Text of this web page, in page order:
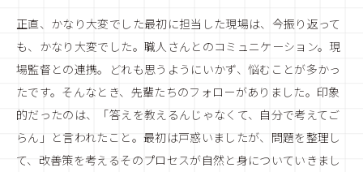
正直、かなり大変でした最初に担当した現場は、今振り返って
も、かなり大変でした。職人さんとのコミュニケーション。現
場監督との連携。どれも思うようにいかず、悩むことが多かっ
たです。そんなとき、先輩たちのフォローがありました。印象
的だったのは、「答えを教えるんじゃなくて、自分で考えてご
らん」と言われたこと。最初は戸惑いましたが、問題を整理し
て、改善策を考えるそのプロセスが自然と身についていきまし